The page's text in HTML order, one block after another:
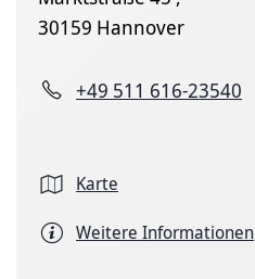
30159 Hannover
+49 511 616-23540
Karte
Weitere Informationen